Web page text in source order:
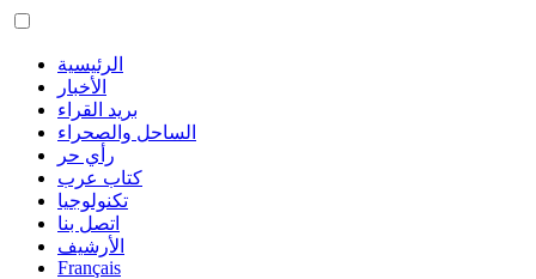
الرئيسية
الأخبار
بريد القراء
الساحل والصحراء
رأي حر
كتاب عرب
تكنولوجيا
اتصل بنا
الأرشيف
Français